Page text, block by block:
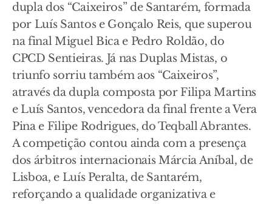
dupla dos “Caixeiros” de Santarém, formada
por Luís Santos e Gonçalo Reis, que superou
na final Miguel Bica e Pedro Roldão, do
CPCD Sentieiras. Já nas Duplas Mistas, o
triunfo sorriu também aos “Caixeiros”,
através da dupla composta por Filipa Martins
e Luís Santos, vencedora da final frente a Vera
Pina e Filipe Rodrigues, do Teqball Abrantes.
A competição contou ainda com a presença
dos árbitros internacionais Márcia Aníbal, de
Lisboa, e Luís Peralta, de Santarém,
reforçando a qualidade organizativa e